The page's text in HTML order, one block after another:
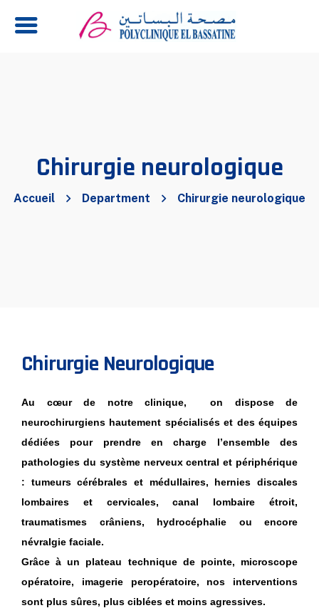
Chirurgie neurologique
Accueil Department Chirurgie neurologique
Chirurgie Neurologique
Au cœur de notre clinique, on dispose de
neurochirurgiens hautement spécialisés et des équipes
dédiées pour prendre en charge l’ensemble des
pathologies du système nerveux central et périphérique
: tumeurs cérébrales et médullaires, hernies discales
lombaires et cervicales, canal lombaire étroit,
traumatismes crâniens, hydrocéphalie ou encore
névralgie faciale.
Grâce à un plateau technique de pointe, microscope
opératoire, imagerie peropératoire, nos interventions
sont plus sûres, plus ciblées et moins agressives.